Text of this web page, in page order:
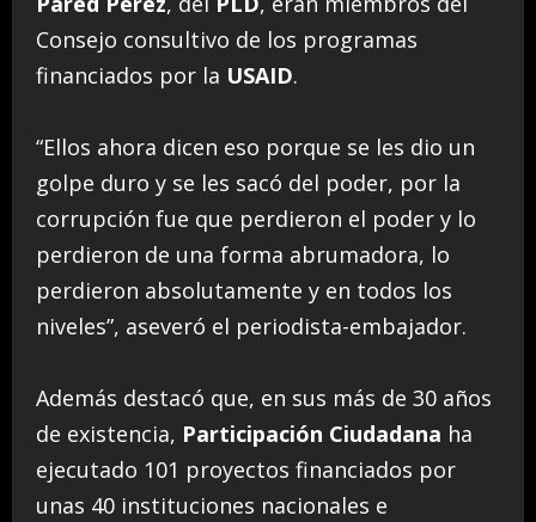
Consejo consultivo de los programas
financiados por la USAID.
“Ellos ahora dicen eso porque se les dio un
golpe duro y se les sacó del poder, por la
corrupción fue que perdieron el poder y lo
perdieron de una forma abrumadora, lo
perdieron absolutamente y en todos los
niveles”, aseveró el periodista-embajador.
Además destacó que, en sus más de 30 años
de existencia, Participación Ciudadana ha
ejecutado 101 proyectos financiados por
unas 40 instituciones nacionales e